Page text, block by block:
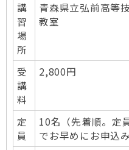
講
習
場
所
青森県立弘前高等
教室
受
講
料
2,800円
定
員
10名（先着順。定
でお早めにお申込